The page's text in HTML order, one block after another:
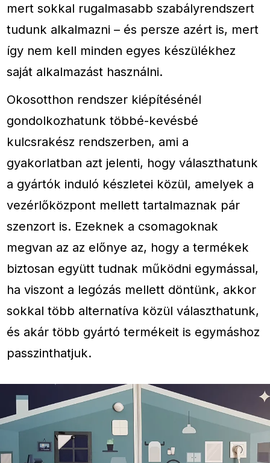
mert sokkal rugalmasabb szabályrendszert
tudunk alkalmazni – és persze azért is, mert
így nem kell minden egyes készülékhez
saját alkalmazást használni.
Okosotthon rendszer kiépítésénél
gondolkozhatunk többé-kevésbé
kulcsrakész rendszerben, ami a
gyakorlatban azt jelenti, hogy választhatunk
a gyártók induló készletei közül, amelyek a
vezérlőközpont mellett tartalmaznak pár
szenzort is. Ezeknek a csomagoknak
megvan az az előnye az, hogy a termékek
biztosan együtt tudnak működni egymással,
ha viszont a legózás mellett döntünk, akkor
sokkal több alternatíva közül választhatunk,
és akár több gyártó termékeit is egymáshoz
passzinthatjuk.